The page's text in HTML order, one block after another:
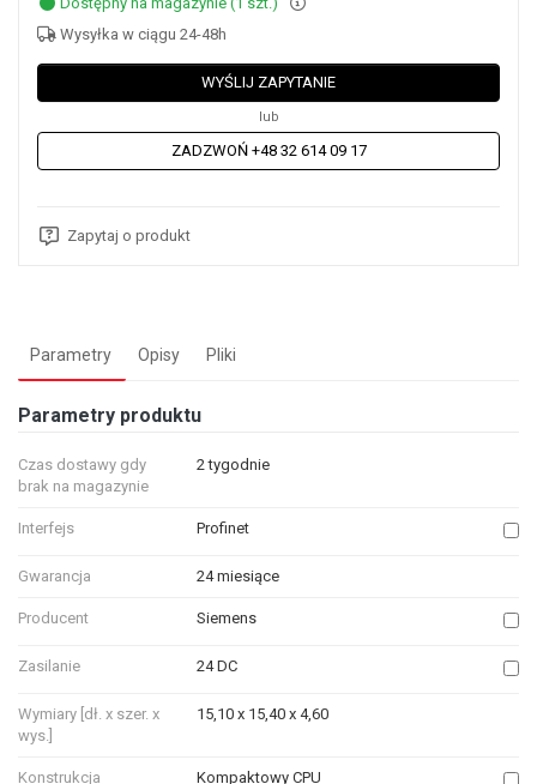
Wysyłka w ciągu 24-48h
WYŚLIJ ZAPYTANIE
lub
ZADZWOŃ +48 32 614 09 17
Zapytaj o produkt
Parametry Opisy Pliki
Parametry produktu
Czas dostawy gdy
brak na magazynie
2 tygodnie
Interfejs Profinet
Gwarancja 24 miesiące
Producent Siemens
Zasilanie 24 DC
Wymiary [dł. x szer. x
wys.]
15,10 x 15,40 x 4,60
Konstrukcja Kompaktowy CPU